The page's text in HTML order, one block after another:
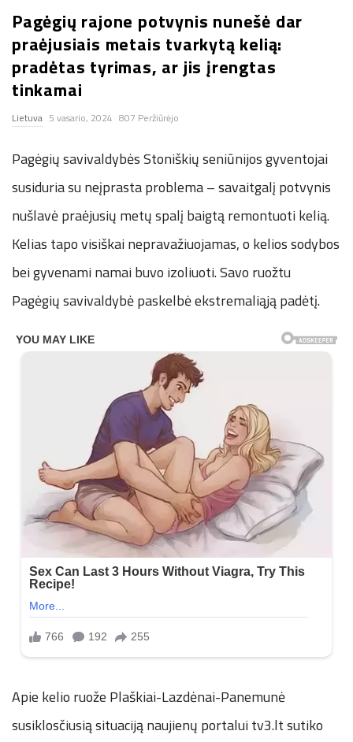
n
.
n
e
t
Pagėgių rajone potvynis nunešė dar
praėjusiais metais tvarkytą kelią:
pradėtas tyrimas, ar jis įrengtas
tinkamai
Lietuva 5 vasario, 2024 807 Peržiūrėjo
Pagėgių savivaldybės Stoniškių seniūnijos gyventojai
susiduria su neįprasta problema – savaitgalį potvynis
nušlavė praėjusių metų spalį baigtą remontuoti kelią.
Kelias tapo visiškai nepravažiuojamas, o kelios sodybos
bei gyvenami namai buvo izoliuoti. Savo ruožtu
Pagėgių savivaldybė paskelbė ekstremaliąją padėtį.
Apie kelio ruože Plaškiai-Lazdėnai-Panemunė
susiklosčiusią situaciją naujienų portalui tv3.lt sutiko